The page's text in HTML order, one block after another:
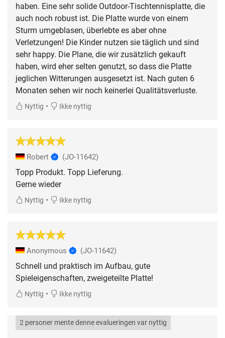
haben. Eine sehr solide Outdoor-Tischtennisplatte, die
auch noch robust ist. Die Platte wurde von einem
Sturm umgeblasen, überlebte es aber ohne
Verletzungen! Die Kinder nutzen sie täglich und sind
sehr happy. Die Plane, die wir zusätzlich gekauft
haben, wird eher selten genutzt, so dass die Platte
jeglichen Witterungen ausgesetzt ist. Nach guten 6
Monaten sehen wir noch keinerlei Qualitätsverluste.
Nyttig • Ikke nyttig
Robert (JO-11642)
Topp Produkt. Topp Lieferung.
Gerne wieder
Nyttig • Ikke nyttig
Anonymous (JO-11642)
Schnell und praktisch im Aufbau, gute
Spieleigenschaften, zweigeteilte Platte!
Nyttig • Ikke nyttig
2 personer mente denne evalueringen var nyttig